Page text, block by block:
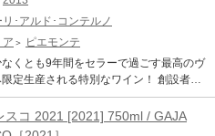
りを継承している」と言わしめ、トッ
確立し、今や54の農家が加盟。畑の総
Riserva～ 多様
多彩な味わい イタリアで最も権
の一つ『ガンベロ・ロッソ』で最高評価
にのみ作られ、収穫年から5年の歳月を
･アルド･コンテルノ
ア
ピエモンテ
くとも9年間をセラーで過ごす最高のヴ
生産される特別なワイン！ 創設者の
ノは、18世紀からの歴史を誇るジャコ
5代目ですが、跡継ぎとなったのは兄の
アルドは1969年に独立し、バローロの
スコ 2021 [2021] 750ml / GAJA